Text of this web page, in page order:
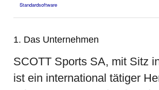
Standardsoftware
1. Das Unternehmen
SCOTT Sports SA, mit Sitz
ist ein international tätiger